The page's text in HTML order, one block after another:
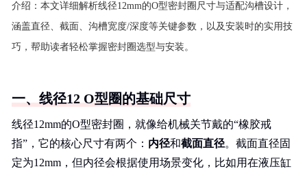
介绍： 本文详细解析线径12mm的O型密封圈尺寸与适配沟槽设计，
涵盖直径、截面、沟槽宽度/深度等关键参数，以及安装时的实用技
巧，帮助读者轻松掌握密封圈选型与安装。
一、线径12 O型圈的基础尺寸
线径12mm的O型密封圈，就像给机械关节戴的“橡胶戒
指”，它的核心尺寸有两个： 内径和截面直径。截面直径固
定为12mm，但内径会根据使用场景变化，比如用在液压缸